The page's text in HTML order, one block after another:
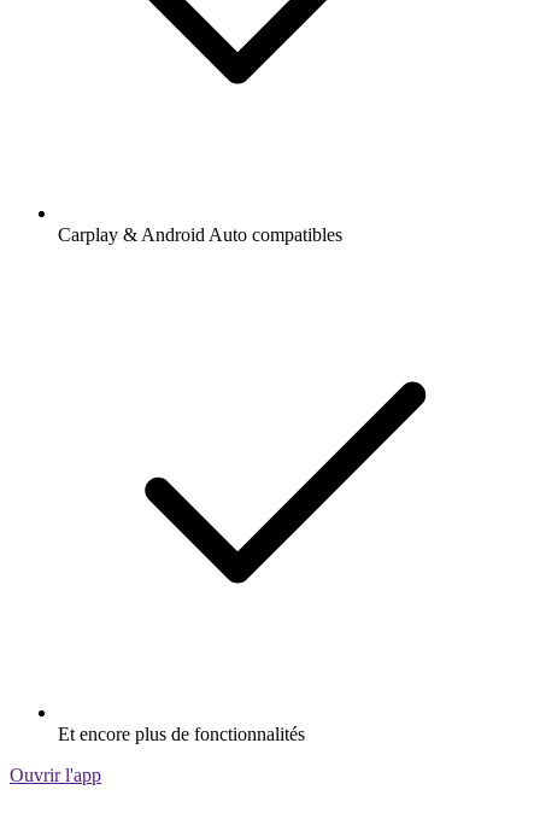
Carplay & Android Auto compatibles
Et encore plus de fonctionnalités
Ouvrir l'app